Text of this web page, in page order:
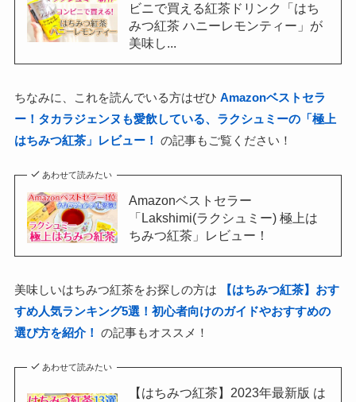
ビニで買える紅茶ドリンク「はち
みつ紅茶 ハニーレモンティー」が
美味し...
ちなみに、これを読んでいる方はぜひ Amazonベストセラ
ー！タカラジェンヌも愛飲している、ラクシュミーの「極上
はちみつ紅茶」レビュー！ の記事もご覧ください！
あわせて読みたい
Amazonベストセラー
「Lakshimi(ラクシュミー) 極上は
ちみつ紅茶」レビュー！
美味しいはちみつ紅茶をお探しの方は
【はちみつ紅茶】おす
すめ人気ランキング5選！初心者向けのガイドやおすすめの
選び方を紹介！ の記事もオススメ！
あわせて読みたい
【はちみつ紅茶】2023年最新版 は